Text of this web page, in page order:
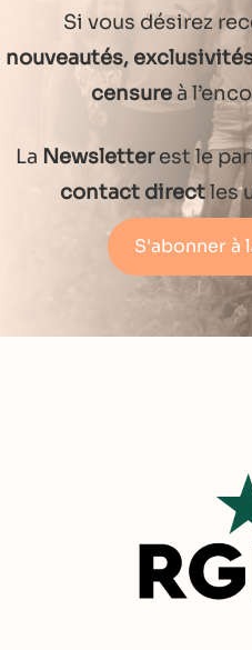
Si vous désirez
nouveautés,
censureà
La Newsletterest le
contact directles
S'abonner à